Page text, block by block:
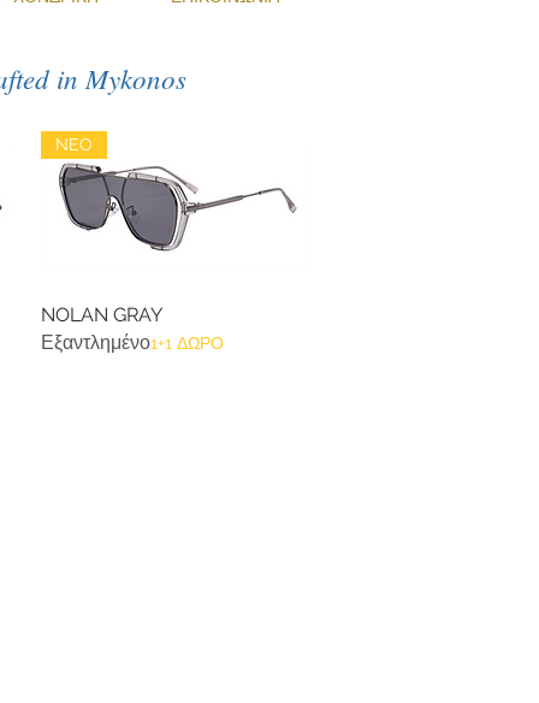
in Mykonos
Γρήγορη προβολή
NEO
NOLAN GRAY
Εξαντλημένο1+1 ΔΩΡΟ